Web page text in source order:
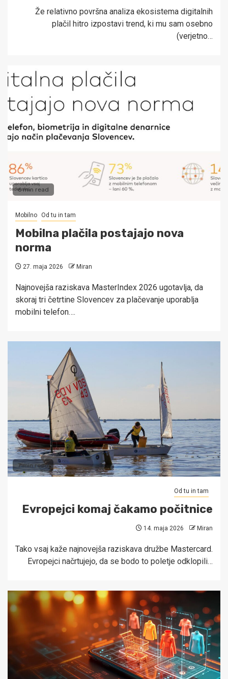
Že relativno površna analiza ekosistema digitalnih
plačil hitro izpostavi trend, ki mu sam osebno
(verjetno…
6 min read
Mobilno Od tu in tam
Mobilna plačila postajajo nova
norma
27. maja 2026 Miran
Najnovejša raziskava MasterIndex 2026 ugotavlja, da
skoraj tri četrtine Slovencev za plačevanje uporablja
mobilni telefon….
7 min read
Od tu in tam
Evropejci komaj čakamo počitnice
14. maja 2026 Miran
Tako vsaj kaže najnovejša raziskava družbe Mastercard.
Evropejci načrtujejo, da se bodo to poletje odklopili…